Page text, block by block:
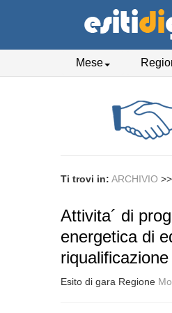
Mese
Ti trovi in: ARCHIVIO >>
Attivita´ di
energetica di
Esito di gara Regione